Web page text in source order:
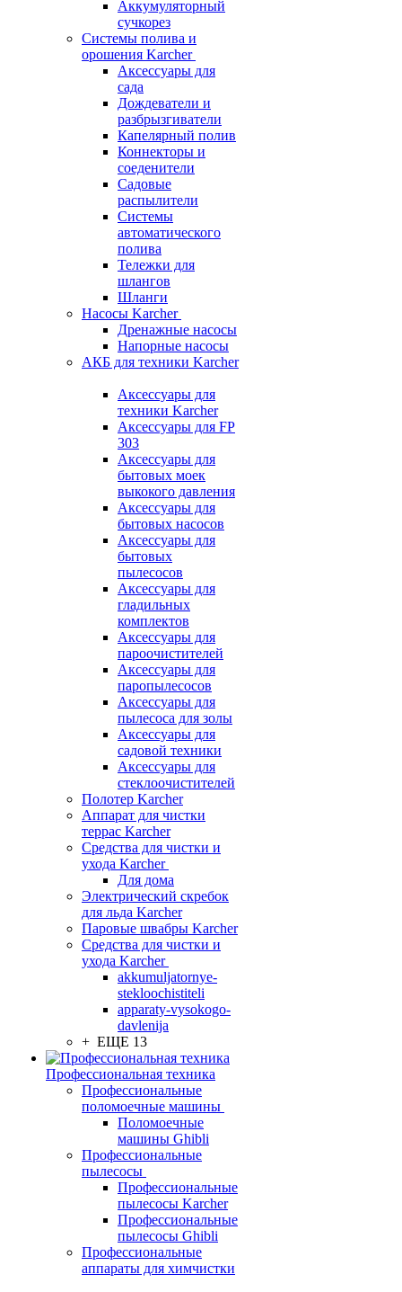
Аккумуляторный
сучкорез
Системы полива и
орошения Karcher
Аксессуары для
сада
Дождеватели и
разбрызгиватели
Капелярный полив
Коннекторы и
соеденители
Садовые
распылители
Системы
автоматического
полива
Тележки для
шлангов
Шланги
Насосы Karcher
Дренажные насосы
Напорные насосы
АКБ для техники Karcher
Аксессуары для
техники Karcher
Аксессуары для FP
303
Аксессуары для
бытовых моек
выкокого давления
Аксессуары для
бытовых насосов
Аксессуары для
бытовых
пылесосов
Аксессуары для
гладильных
комплектов
Аксессуары для
пароочистителей
Аксессуары для
паропылесосов
Аксессуары для
пылесоса для золы
Аксессуары для
садовой техники
Аксессуары для
стеклоочистителей
Полотер Karcher
Аппарат для чистки
террас Karcher
Средства для чистки и
ухода Karcher
Для дома
Электрический скребок
для льда Karcher
Паровые швабры Karcher
Средства для чистки и
ухода Karcher
akkumuljatornye-
stekloochistiteli
apparaty-vysokogo-
davlenija
+ ЕЩЕ 13
Профессиональная техника
Профессиональные
поломоечные машины
Поломоечные
машины Ghibli
Профессиональные
пылесосы
Профессиональные
пылесосы Karcher
Профессиональные
пылесосы Ghibli
Профессиональные
аппараты для химчистки